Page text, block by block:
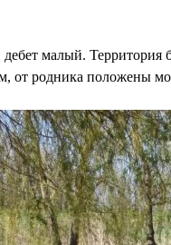
малый.
от родника положены